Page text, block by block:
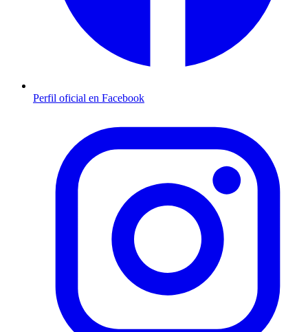
Perfil oficial en Facebook